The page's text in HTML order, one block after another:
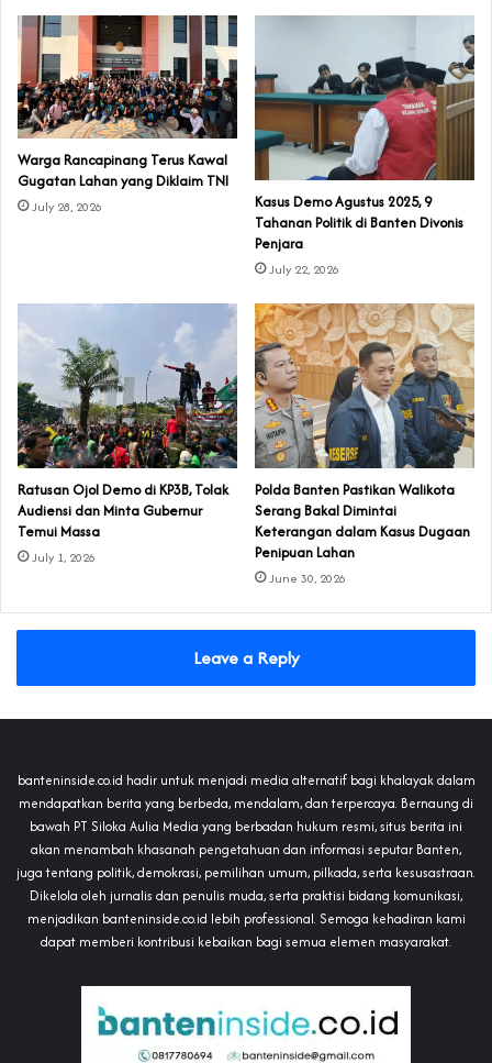
‎Warga Rancapinang Terus Kawal
Gugatan Lahan yang Diklaim TNI‎‎
July 28, 2026
‎Kasus Demo Agustus 2025, 9
Tahanan Politik di Banten Divonis
Penjara
July 22, 2026
‎Ratusan Ojol Demo di KP3B, Tolak
Audiensi dan Minta Gubernur
Temui Massa
July 1, 2026
Polda Banten Pastikan Walikota
Serang Bakal Dimintai
Keterangan dalam Kasus Dugaan
Penipuan Lahan
June 30, 2026
Leave a Reply
banteninside.co.id hadir untuk menjadi media alternatif bagi khalayak dalam
mendapatkan berita yang berbeda, mendalam, dan terpercaya. Bernaung di
bawah PT Siloka Aulia Media yang berbadan hukum resmi, situs berita ini
akan menambah khasanah pengetahuan dan informasi seputar Banten,
juga tentang politik, demokrasi, pemilihan umum, pilkada, serta kesusastraan.
Dikelola oleh jurnalis dan penulis muda, serta praktisi bidang komunikasi,
menjadikan banteninside.co.id lebih professional. Semoga kehadiran kami
dapat memberi kontribusi kebaikan bagi semua elemen masyarakat.